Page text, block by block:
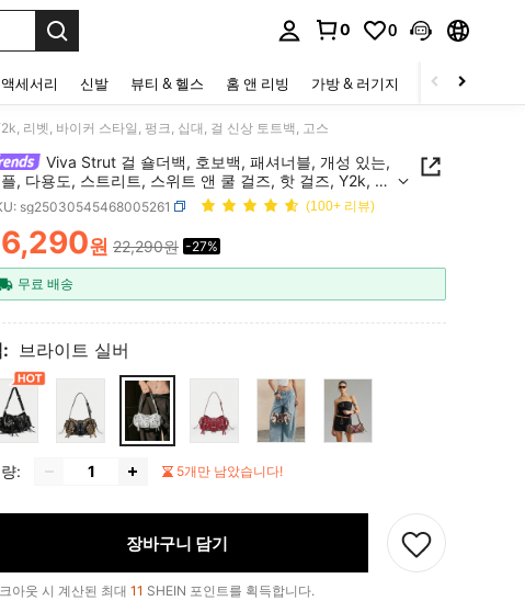
0 0
세서리 신발 뷰티 & 헬스 홈 앤 리빙 가방 & 러기지 스포츠 & 아웃
리벳, 바이커 스타일, 펑크, 십대, 걸 신상 토트백, 고스
Viva Strut 걸 숄더백, 호보백, 패셔너블, 개성 있는,
, 다용도, 스트리트, 스위트 앤 쿨 걸즈, 핫 걸즈, Y2k, 리
, 바이커 스타일, 펑크, 십대, 걸 신상 토트백, 고스
sg25030545468005261 (100+ 리뷰)
AND AVAILABILITY
원 22,290원 -27%
무료 배송
브라이트 실버
: 5개만 남았습니다!
장바구니 담기
아웃 시 계산된 최대 11 SHEIN 포인트를 획득합니다.